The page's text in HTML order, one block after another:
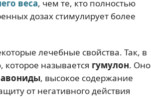
веса, чем те, кто полностью
дозах стимулирует более
лечебные свойства. Так, в
называется гумулон. Оно
, высокое содержание
от негативного действия